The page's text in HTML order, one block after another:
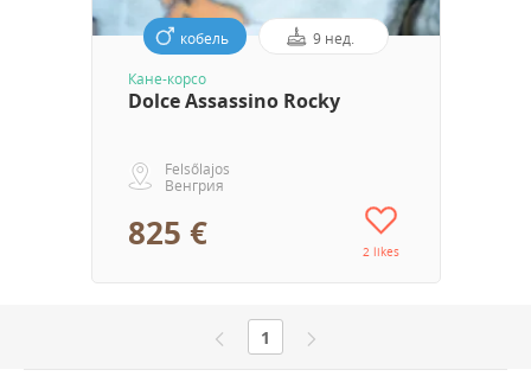
кобель 9 нед.
Кане-корсо
Dolce Assassino Rocky
Felsőlajos
Венгрия
825 € 2 likes
1